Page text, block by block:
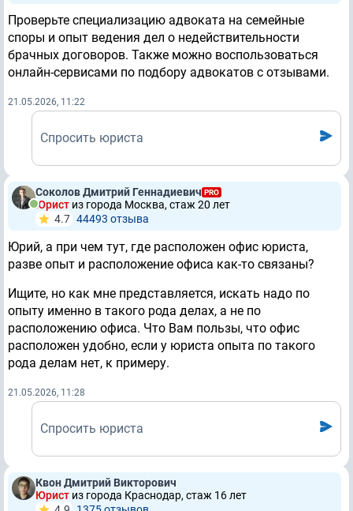
Проверьте специализацию адвоката на семейные
споры и опыт ведения дел о недействительности
брачных договоров. Также можно воспользоваться
онлайн-сервисами по подбору адвокатов с отзывами.
21.05.2026, 11:22
Спросить юриста
Соколов Дмитрий Геннадиевич PRO
Юрист из города Москва, стаж 20 лет
4.7 44493 отзывa
Юрий, а при чем тут, где расположен офис юриста,
разве опыт и расположение офиса как-то связаны?
Ищите, но как мне представляется, искать надо по
опыту именно в такого рода делах, а не по
расположению офиса. Что Вам пользы, что офис
расположен удобно, если у юриста опыта по такого
рода делам нет, к примеру.
21.05.2026, 11:28
Спросить юриста
Квон Дмитрий Викторович
Юрист из города Краснодар, стаж 16 лет